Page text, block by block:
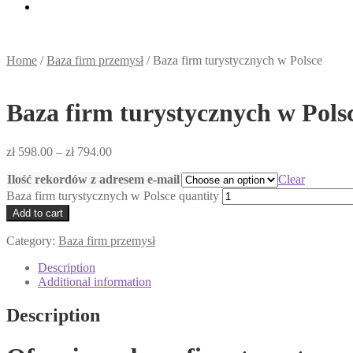
Home /Baza firm przemysł/Baza firm turystycznych w Polsce
Baza firm turystycznych w
zł598.00 – zł794.00
Ilość rekordów z adresem e-mail
Clear
Baza firm turystycznych w Polsce quantity
Add to cart
Category: Baza firm przemysł
Description
Additional information
Description